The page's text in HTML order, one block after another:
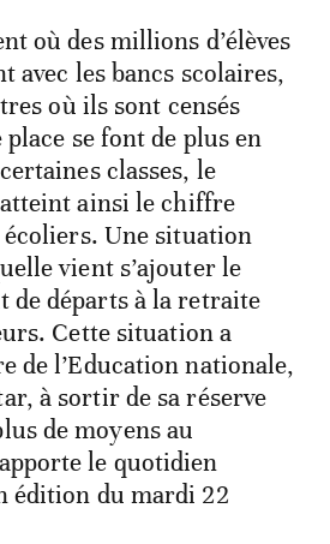
où des millions d’élèves
avec les bancs scolaires,
où ils sont censés
se font de plus en
classes, le
atteint ainsi le chiffre
Une situation
vient s’ajouter le
de départs à la retraite
Cette situation a
de l’Education nationale,
à sortir de sa réserve
de moyens au
le quotidien
édition du mardi 22